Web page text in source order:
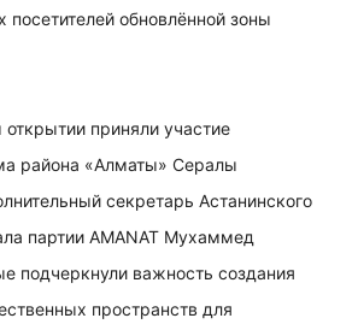
обновлённой зоны
приняли участие
района «Алматы» Сералы
секретарь Астанинского
партии AMANAT Мухаммед
подчеркнули важность создания
пространств для